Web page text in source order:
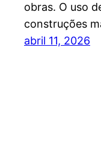
obras. O uso
construções
abril 11, 2026